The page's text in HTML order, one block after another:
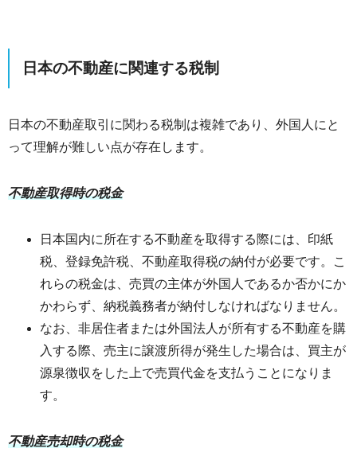
日本の不動産に関連する税制
日本の不動産取引に関わる税制は複雑であり、外国人にと
って理解が難しい点が存在します。
不動産取得時の税金
日本国内に所在する不動産を取得する際には、印紙
税、登録免許税、不動産取得税の納付が必要です。こ
れらの税金は、売買の主体が外国人であるか否かにか
かわらず、納税義務者が納付しなければなりません。
なお、非居住者または外国法人が所有する不動産を購
入する際、売主に譲渡所得が発生した場合は、買主が
源泉徴収をした上で売買代金を支払うことになりま
す。
不動産売却時の税金